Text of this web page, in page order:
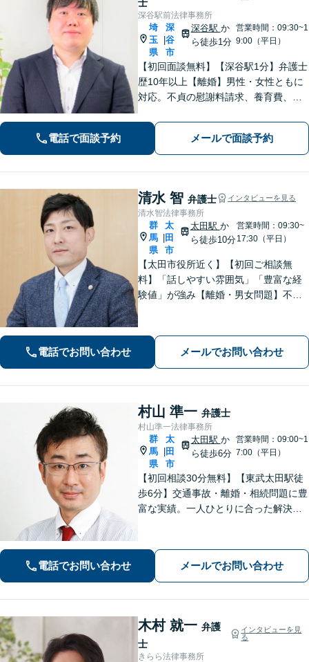
士
深谷駅前法律事務所
埼
玉
県
深
谷
市
深谷駅 か
ら徒歩1分
営業時間：09:30~1
9:00（平日）
【初回面談無料】【深谷駅1分】弁護士
歴10年以上【離婚】男性・女性ともに
対応。不貞の慰謝料請求、養育費、協
棄、遺留分、遺言書の作成など。出張
相談可。少しでも不安に感じました
ら、お早めにお電話ください。
電話で面談予約 メールで面談予約
清水 智 弁護士 インタビューを見る
清水智法律事務所
群
馬
県
太
田
市
太田駅 か
ら徒歩10分
営業時間：09:30~
17:30（平日）
【太田市役所近く】【初回ご相談無
料】「話しやすい雰囲気」「豊富な経
験値」が強み【離婚・男女問題】不
心がけています。交通事故、刑事事
件、医療問題などにも対応【休日の対
応可】
電話でお問い合わせ メールでお問い合わせ
村山 準一 弁護士
村山準一法律事務所
群
馬
県
太
田
市
太田駅 か
ら徒歩6分
営業時間：09:00~1
7:00（平日）
【初回相談30分無料】【東武太田駅徒
歩6分】交通事故・離婚・相続問題に豊
富な実績。一人ひとりに合った解決方
もご相談ください。
電話でお問い合わせ メールでお問い合わせ
木村 就一 弁護
士
インタビューを見
る
きらら法律事務所